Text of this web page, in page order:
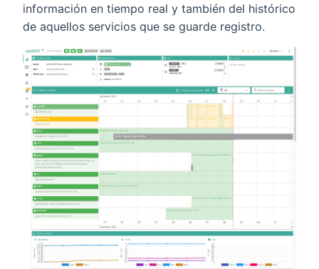
información en tiempo real y también del histórico
de aquellos servicios que se guarde registro.